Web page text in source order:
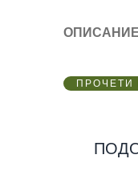
ОПИСАНИЕ
ПРОЧЕТИ